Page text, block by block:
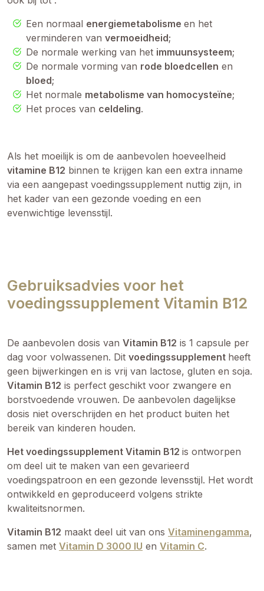
Een normaal energiemetabolisme en het
verminderen van vermoeidheid;
De normale werking van het immuunsysteem;
De normale vorming van rode bloedcellen en
bloed;
Het normale metabolisme van homocysteïne;
Het proces van celdeling.
Als het moeilijk is om de aanbevolen hoeveelheid
vitamine B12 binnen te krijgen kan een extra inname
via een aangepast voedingssupplement nuttig zijn, in
het kader van een gezonde voeding en een
evenwichtige levensstijl.
Gebruiksadvies voor het
voedingssupplement Vitamin B12
De aanbevolen dosis van Vitamin B12 is 1 capsule per
dag voor volwassenen. Dit voedingssupplement heeft
geen bijwerkingen en is vrij van lactose, gluten en soja.
Vitamin B12 is perfect geschikt voor zwangere en
borstvoedende vrouwen. De aanbevolen dagelijkse
dosis niet overschrijden en het product buiten het
bereik van kinderen houden.
Het voedingssupplement Vitamin B12 is ontworpen
om deel uit te maken van een gevarieerd
voedingspatroon en een gezonde levensstijl. Het wordt
ontwikkeld en geproduceerd volgens strikte
kwaliteitsnormen.
Vitamin B12 maakt deel uit van ons Vitaminengamma,
samen met Vitamin D 3000 IU en Vitamin C.